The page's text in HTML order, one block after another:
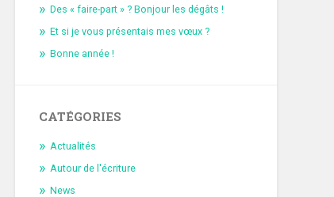
Des « faire-part » ? Bonjour les dégâts !
Et si je vous présentais mes vœux ?
Bonne année !
CATÉGORIES
Actualités
Autour de l'écriture
News